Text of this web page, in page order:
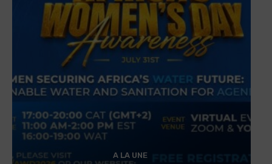
A LA UNE